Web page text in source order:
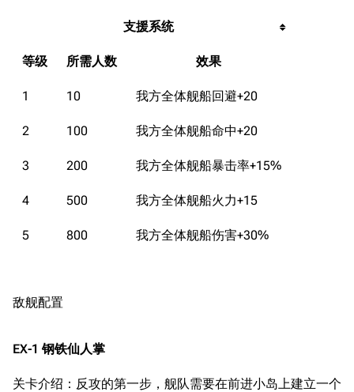
支援系统
等级 所需人数 效果
1 10 我方全体舰船回避+20
2 100 我方全体舰船命中+20
3 200 我方全体舰船暴击率+15%
4 500 我方全体舰船火力+15
5 800 我方全体舰船伤害+30%
敌舰配置
EX-1 钢铁仙人掌
关卡介绍：反攻的第一步，舰队需要在前进小岛上建立一个